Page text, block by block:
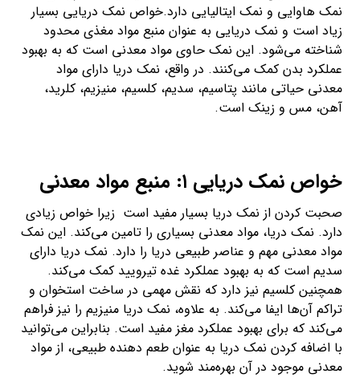
نمک هاوایی و نمک ایتالیایی دارد.خواص نمک دریایی بسیار
زیاد است و نمک دریایی به عنوان منبع مواد مغذی محدود
شناخته می‌شود. این نمک حاوی مواد معدنی است که به بهبود
عملکرد بدن کمک می‌کنند. در واقع، نمک دریا دارای مواد
معدنی حیاتی مانند پتاسیم، سدیم، کلسیم، منیزیم، کلرید،
آهن، مس و زینک است.
خواص نمک دریایی ۱: منبع مواد معدنی
صحبت کردن از نمک دریا بسیار مفید است زیرا خواص زیادی
دارد. نمک دریا، مواد معدنی بسیاری را تامین می‌کند. این نمک
مواد معدنی مهم و عناصر طبیعی دریا را دارد. نمک دریا دارای
سدیم است که به بهبود عملکرد غده تیرویید کمک می‌کند.
همچنین کلسیم نیز دارد که نقش مهمی در ساخت استخوان و
تراکم آن‌ها ایفا می‌کند. به علاوه، نمک دریا منیزیم را نیز فراهم
می‌کند که برای بهبود عملکرد مغز مفید است. بنابراین می‌توانید
با اضافه کردن نمک دریا به عنوان طعم دهنده طبیعی، از مواد
معدنی موجود در آن بهره‌مند شوید.